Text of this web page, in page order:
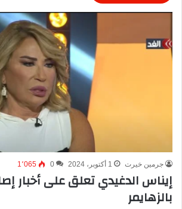
جرمين خيرت 1 أكتوبر، 2024 0 1٬065
إيناس الدغيدي تعلق على أخبار
بالزهايمر